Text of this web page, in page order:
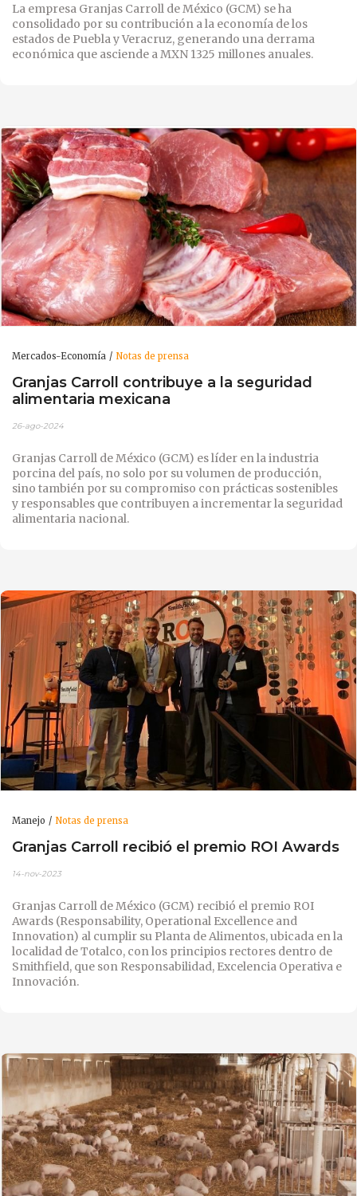
La empresa Granjas Carroll de México (GCM) se ha
consolidado por su contribución a la economía de los
estados de Puebla y Veracruz, generando una derrama
económica que asciende a MXN 1325 millones anuales.
Mercados-Economía Notas de prensa
Granjas Carroll contribuye a la seguridad
alimentaria mexicana
26-ago-2024
Granjas Carroll de México (GCM) es líder en la industria
porcina del país, no solo por su volumen de producción,
sino también por su compromiso con prácticas sostenibles
y responsables que contribuyen a incrementar la seguridad
alimentaria nacional.
Manejo Notas de prensa
Granjas Carroll recibió el premio ROI Awards
14-nov-2023
Granjas Carroll de México (GCM) recibió el premio ROI
Awards (Responsability, Operational Excellence and
Innovation) al cumplir su Planta de Alimentos, ubicada en la
localidad de Totalco, con los principios rectores dentro de
Smithfield, que son Responsabilidad, Excelencia Operativa e
Innovación.